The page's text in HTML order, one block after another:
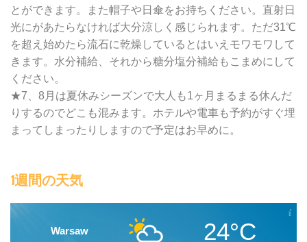
とができます。また帽子や日傘をお持ちください。直射日
光にがあたらなければ大分涼しく感じられます。ただ31℃
を超え始めたら流石に乾燥しているとはいえモワモワして
きます。水分補給、それから糖分塩分補給もこまめにして
ください。
★7、8月は夏休みシーズンで大人も1ヶ月まるまる休んだ
りするのでどこも混みます。ホテルや電車も予約がすぐ埋
まってしまったりしますので予定はお早めに。
1週間の天気
Warsaw 24°C